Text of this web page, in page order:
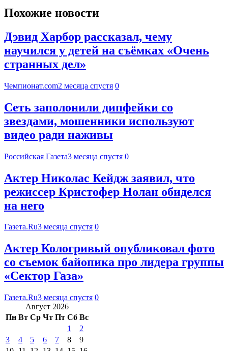
Похожие новости
Дэвид Харбор рассказал, чему
научился у детей на съёмках «Очень
странных дел»
Чемпионат.com2 месяца спустя 0
Сеть заполонили дипфейки со
звездами, мошенники используют
видео ради наживы
Российская Газета3 месяца спустя 0
Актер Николас Кейдж заявил, что
режиссер Кристофер Нолан обиделся
на него
Газета.Ru3 месяца спустя 0
Актер Кологривый опубликовал фото
со съемок байопика про лидера группы
«Сектор Газа»
Газета.Ru3 месяца спустя 0
Август 2026
Пн Вт Ср Чт Пт Сб Вс
1
2
3
4 5 6 7 8
9